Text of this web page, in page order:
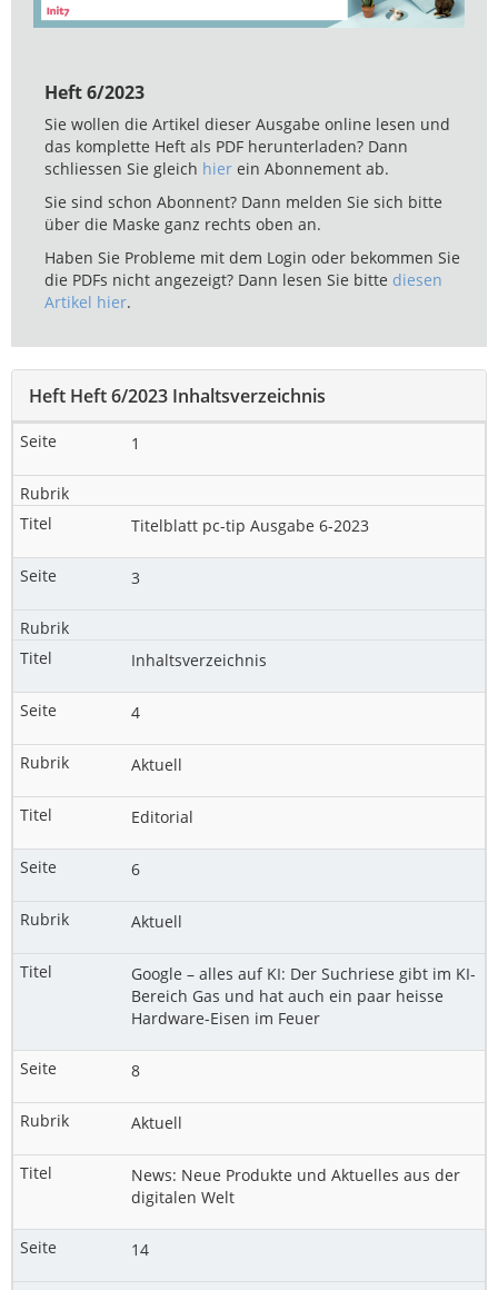
Heft 6/2023
Sie wollen die Artikel dieser Ausgabe online lesen und
das komplette Heft als PDF herunterladen? Dann
schliessen Sie gleich hier ein Abonnement ab.
Sie sind schon Abonnent? Dann melden Sie sich bitte
über die Maske ganz rechts oben an.
Haben Sie Probleme mit dem Login oder bekommen Sie
die PDFs nicht angezeigt? Dann lesen Sie bitte diesen
Artikel hier.
Heft Heft 6/2023 Inhaltsverzeichnis
1
Titelblatt pc-tip Ausgabe 6-2023
3
Inhaltsverzeichnis
4
Aktuell
Editorial
6
Aktuell
Google – alles auf KI: Der Suchriese gibt im KI-
Bereich Gas und hat auch ein paar heisse
Hardware-Eisen im Feuer
8
Aktuell
News: Neue Produkte und Aktuelles aus der
digitalen Welt
14